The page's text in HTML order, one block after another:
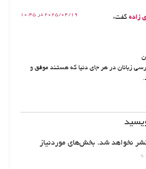
زاده گفت: 2025/04/19 در 10:45
زبانان در هر جای دنیا که هستند موفق و
نخواهد شد. بخش‌های موردنیاز
*